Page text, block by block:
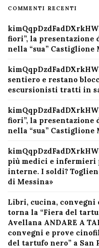
COMMENTI RECENTI
fiori”, la
nella “sua” Castiglione
sentiero e restano
escursionisti tratti in
fiori”, la
nella “sua” Castiglione
più medici e infermieri
interne. I soldi?
di Messina»
Libri, cucina,
torna la “Fiera del
Avellana ANDARE A
convegni e prove
del tartufo nero” a San